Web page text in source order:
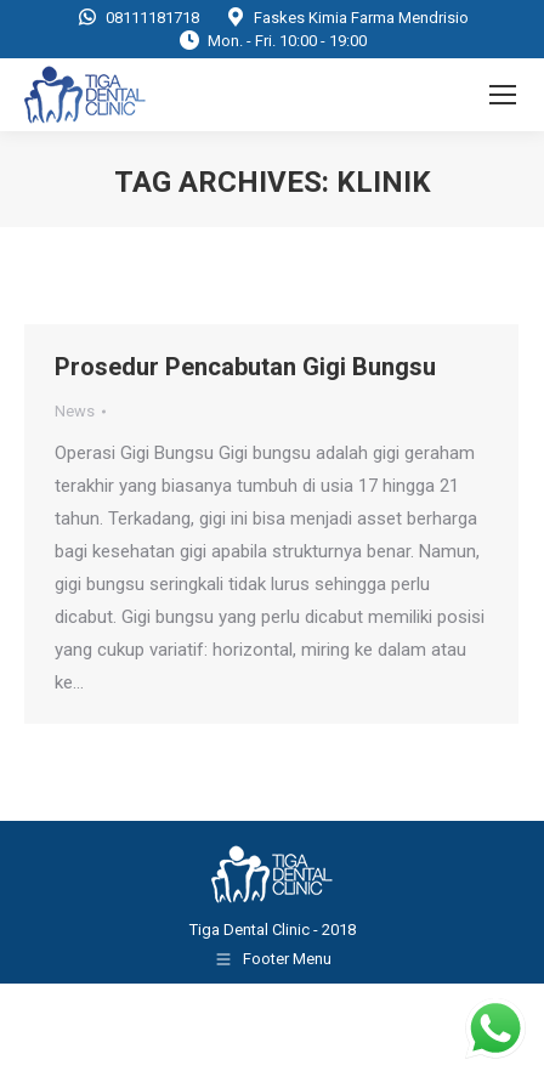
08111181718
Faskes Kimia Farma Mendrisio
Mon. - Fri. 10:00 - 19:00
TAG ARCHIVES: KLINIK
Prosedur Pencabutan Gigi Bungsu
News
Operasi Gigi Bungsu Gigi bungsu adalah gigi geraham
terakhir yang biasanya tumbuh di usia 17 hingga 21
tahun. Terkadang, gigi ini bisa menjadi asset berharga
bagi kesehatan gigi apabila strukturnya benar. Namun,
gigi bungsu seringkali tidak lurus sehingga perlu
dicabut. Gigi bungsu yang perlu dicabut memiliki posisi
yang cukup variatif: horizontal, miring ke dalam atau
ke…
Tiga Dental Clinic - 2018
Footer Menu